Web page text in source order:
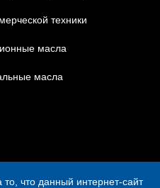
техники
масла
масла
что данный интернет-сайт